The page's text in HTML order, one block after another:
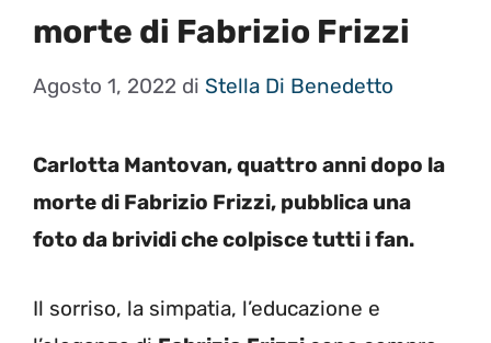
morte di Fabrizio Frizzi
Agosto 1, 2022 di Stella Di Benedetto
Carlotta Mantovan, quattro anni dopo la
morte di Fabrizio Frizzi, pubblica una
foto da brividi che colpisce tutti i fan.
Il sorriso, la simpatia, l’educazione e